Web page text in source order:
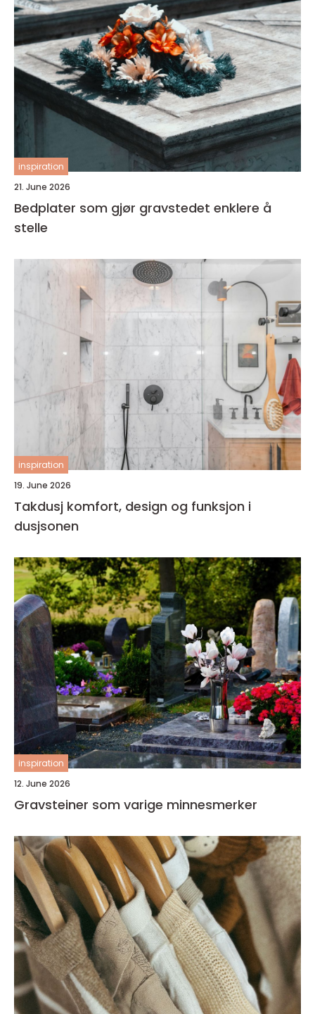
inspiration
21. June 2026
Bedplater som gjør gravstedet enklere å
stelle
inspiration
19. June 2026
Takdusj komfort, design og funksjon i
dusjsonen
inspiration
12. June 2026
Gravsteiner som varige minnesmerker